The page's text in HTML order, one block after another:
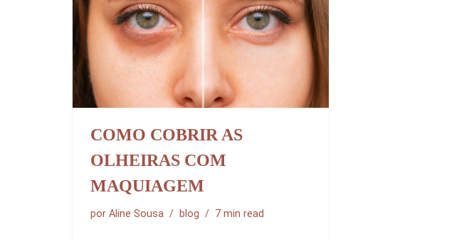
COMO COBRIR AS
OLHEIRAS COM
MAQUIAGEM
por Aline Sousa blog 7 min read